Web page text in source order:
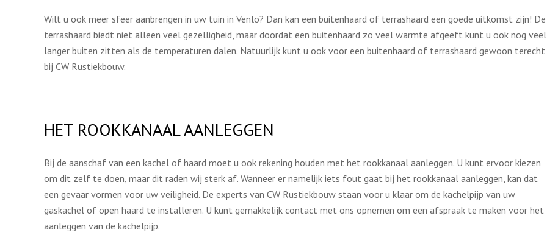
Wilt u ook meer sfeer aanbrengen in uw tuin in Venlo? Dan kan een buitenhaard of terrashaard een goede uitkomst zijn! De
terrashaard biedt niet alleen veel gezelligheid, maar doordat een buitenhaard zo veel warmte afgeeft kunt u ook nog veel
langer buiten zitten als de temperaturen dalen. Natuurlijk kunt u ook voor een buitenhaard of terrashaard gewoon terecht
bij CW Rustiekbouw.
HET ROOKKANAAL AANLEGGEN
Bij de aanschaf van een kachel of haard moet u ook rekening houden met het rookkanaal aanleggen. U kunt ervoor kiezen
om dit zelf te doen, maar dit raden wij sterk af. Wanneer er namelijk iets fout gaat bij het rookkanaal aanleggen, kan dat
een gevaar vormen voor uw veiligheid. De experts van CW Rustiekbouw staan voor u klaar om de kachelpijp van uw
gaskachel of open haard te installeren. U kunt gemakkelijk contact met ons opnemen om een afspraak te maken voor het
aanleggen van de kachelpijp.